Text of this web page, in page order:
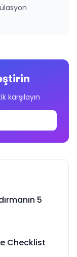
karşılayın
5
Checklist